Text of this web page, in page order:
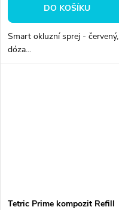
DO KOŠÍKU
Smart okluzní sprej - červený,
dóza...
Tetric Prime kompozit Refill